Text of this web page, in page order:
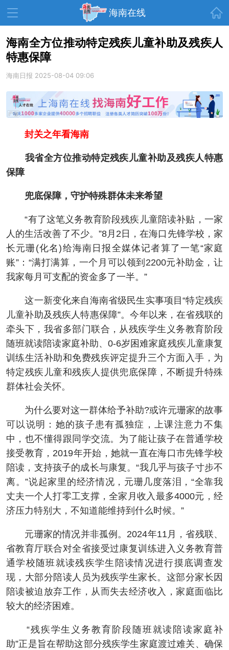
海南在线
资讯中心
教育 健康 房产
展会
海南全方位推动特定残疾儿童补助及残疾人
特惠保障
海南日报 2025-08-04 09:06
封关之年看海南
我省全方位推动特定残疾儿童补助及残疾人特惠
保障
兜底保障，守护特殊群体未来希望
“有了这笔义务教育阶段残疾儿童陪读补贴，一家
人的生活改善了不少。”8月2日，在海口先锋学校，家
长元珊(化名)给海南日报全媒体记者算了一笔“家庭
账”：“满打满算，一个月可以领到2200元补助金，让
我家每月可支配的资金多了一半。”
这一新变化来自海南省级民生实事项目“特定残疾
儿童补助及残疾人特惠保障”。今年以来，在省残联的
牵头下，我省多部门联合，从残疾学生义务教育阶段
随班就读陪读家庭补助、0-6岁困难家庭残疾儿童康复
训练生活补助和免费残疾评定提升三个方面入手，为
特定残疾儿童和残疾人提供兜底保障，不断提升特殊
群体社会关怀。
为什么要对这一群体给予补助?或许元珊家的故事
可以说明：她的孩子患有孤独症，上课注意力不集
中，也不懂得跟同学交流。为了能让孩子在普通学校
接受教育，2019年开始，她就一直在海口市先锋学校
陪读，支持孩子的成长与康复。“我几乎与孩子寸步不
离。”说起家里的经济情况，元珊几度落泪，“全靠我
丈夫一个人打零工支撑，全家月收入最多4000元，经
济压力特别大，不知道能维持到什么时候。”
元珊家的情况并非孤例。2024年11月，省残联、
省教育厅联合对全省接受过康复训练进入义务教育普
通学校随班就读残疾学生陪读情况进行摸底调查发
现，大部分陪读人员为残疾学生家长。这部分家长因
陪读被迫放弃工作，从而失去经济收入，家庭面临比
较大的经济困难。
“残疾学生义务教育阶段随班就读陪读家庭补
助”正是旨在帮助这部分残疾学生家庭渡过难关、确保